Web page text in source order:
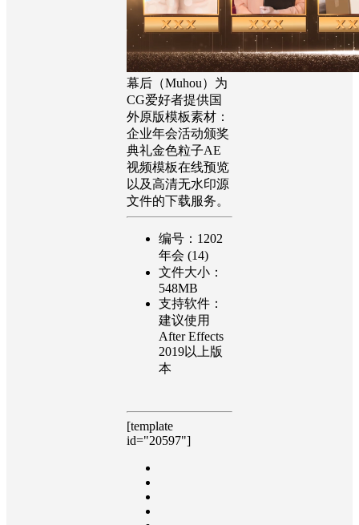
幕后（Muhou）为
CG爱好者提供国
外原版模板素材：
企业年会活动颁奖
典礼金色粒子AE
视频模板在线预览
以及高清无水印源
文件的下载服务。
编号：1202
年会 (14)
文件大小：
548MB
支持软件：
建议使用
After Effects
2019以上版
本
[template
id="20597"]